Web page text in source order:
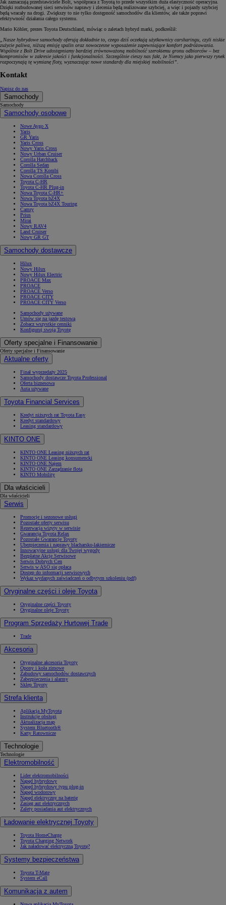
Jak zaznaczają przedstawiciele Bolt, współpraca z Toyotą to przede wszystkim duża elastyczność operacyjna.
Dzięki rozbudowanej sieci serwisów naprawy i zlecenia będą realizowane szybciej, a więc i pojazdy szybciej
będą wracały na drogi. Zwiększy to nie tylko dostępność samochodów dla klientów, ale także poprawi
efektywność działania całego systemu.
Mario Köhler, prezes Toyota Deutschland, mówiąc o zaletach hybryd marki, podkreślił:
„Nasze hybrydowe samochody oferują dokładnie to, czego dziś oczekują użytkownicy carsharingu, czyli niskie
zużycie paliwa, niższą emisję spalin oraz nowoczesne wyposażenie zapewniające komfort podróżowania.
Wspólnie z Bolt Drive udostępniamy bardziej zrównoważoną mobilność szerokiemu gronu odbiorców – bez
kompromisów w zakresie jakości i funkcjonalności. Szczególnie cieszy nas fakt, że Niemcy jako pierwszy rynek
rozpoczynają tę wymianę floty, wyznaczając nowe standardy dla miejskiej mobilności”.
Kontakt
Napisz do nas
Samochody
Samochody
Samochody osobowe
Nowe Aygo X
Yaris
GR Yaris
Yaris Cross
Nowy Yaris Cross
Nowy Urban Cruiser
Corolla Hatchback
Corolla Sedan
Corolla TS Kombi
Nowa Corolla Cross
Toyota C-HR
Toyota C-HR Plug-in
Nowa Toyota C-HR+
Nowa Toyota bZ4X
Nowa Toyota bZ4X Touring
Camry
Prius
Mirai
Nowy RAV4
Land Cruiser
Nowy GR GT
Samochody dostawcze
Hilux
Nowy Hilux
Nowy Hilux Electric
PROACE Max
PROACE
PROACE Verso
PROACE CITY
PROACE CITY Verso
Samochody używane
Umów się na jazdę testową
Zobacz wszystkie cenniki
Konfiguruj swoją Toyotę
Oferty specjalne i Finansowanie
Oferty specjalne i Finansowanie
Aktualne oferty
Finał wyprzedaży 2025
Samochody dostawcze Toyota Professional
Oferta biznesowa
Auta używane
Toyota Financial Services
Kredyt niższych rat Toyota Easy
Kredyt standardowy
Leasing standardowy
KINTO ONE
KINTO ONE Leasing niższych rat
KINTO ONE Leasing konsumencki
KINTO ONE Najem
KINTO ONE Zarządzanie flotą
KINTO Mobility
Dla właścicieli
Dla właścicieli
Serwis
Promocje i sezonowe usługi
Pozostałe oferty serwisu
Rezerwacja wizyty w serwisie
Gwarancja Toyota Relax
Pozostałe Gwarancje Toyoty
Ubezpieczenia i naprawy blacharsko-lakiernicze
Innowacyjne usługi dla Twojej wygody
Bezpłatne Akcje Serwisowe
Serwis Dobrych Cen
Serwis w ASO się opłaca
Dostęp do informacji serwisowych
Wykaz wydanych zaświadczeń o odbytym szkoleniu (pdf)
Oryginalne części i oleje Toyota
Oryginalne części Toyoty
Oryginalne oleje Toyoty
Program Sprzedaży Hurtowej Trade
Trade
Akcesoria
Oryginalne akcesoria Toyoty
Opony i koła zimowe
Zabudowy samochodów dostawczych
Zabezpieczenia i alarmy
Sklep Toyoty
Strefa klienta
Aplikacja MyToyota
Instrukcje obsługi
Aktualizacja map
System Bluetooth®
Karty Ratownicze
Technologie
Technologie
Elektromobilność
Lider elektromobilności
Napęd hybrydowy
Napęd hybrydowy typu plug-in
Napęd wodorowy
Napęd elektryczny na baterię
Zasięg aut elektrycznych
Zalety posiadania aut elektrycznych
Ładowanie elektrycznej Toyoty
Toyota HomeCharge
Toyota Charging Network
Jak naładować elektryczną Toyotę?
Systemy bezpieczeństwa
Toyota T-Mate
System eCall
Komunikacja z autem